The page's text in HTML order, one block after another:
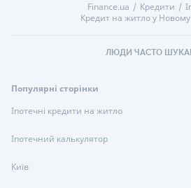
Finance.ua Кредити
Кредит на житло у Новому
ЛЮДИ ЧАСТО
Популярні сторінки
Іпотечні кредити на житло
Іпотечний калькулятор
Київ